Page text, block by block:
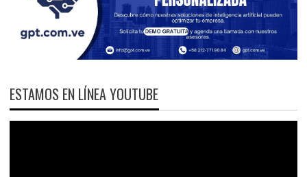
ESTAMOS EN LÍNEA YOUTUBE